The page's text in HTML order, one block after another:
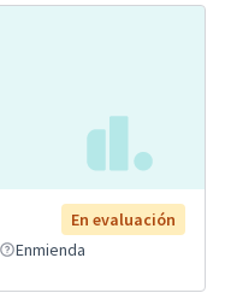
En evaluación
Enmienda